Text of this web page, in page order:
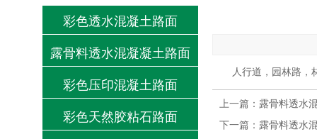
彩色透水混凝土路面
露骨料透水混凝凝土路面
彩色压印混凝土路面
彩色天然胶粘石路面
人行道，园林路，林
上一篇： 露骨料透水
下一篇： 露骨料透水